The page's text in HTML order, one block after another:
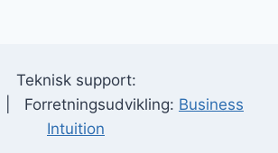
Teknisk support:
| Forretningsudvikling: Business
Intuition